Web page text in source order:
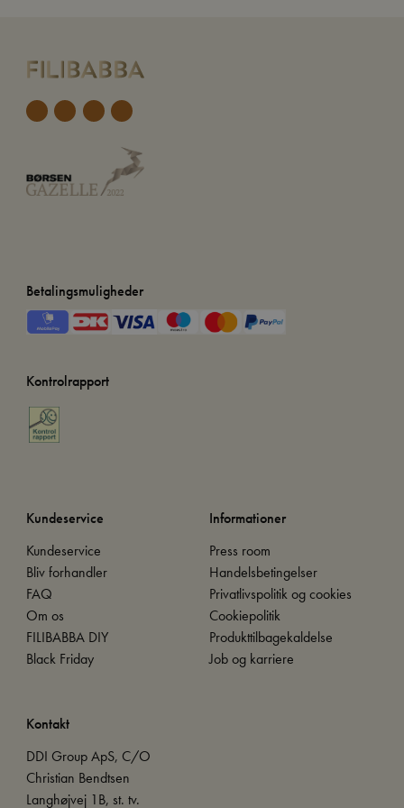
Betalingsmuligheder
Kontrolrapport
Kundeservice
Kundeservice
Bliv forhandler
FAQ
Om os
FILIBABBA DIY
Black Friday
Informationer
Press room
Handelsbetingelser
Privatlivspolitik og cookies
Cookiepolitik
Produkttilbagekaldelse
Job og karriere
Kontakt
DDI Group ApS, C/O
Christian Bendtsen
Langhøjvej 1B, st. tv.